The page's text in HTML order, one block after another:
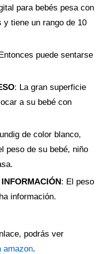
para bebés pesa con
y tiene un rango de 10
puede sentarse
: La gran superficie
a su bebé con
de color blanco,
peso de su bebé, niño
: El peso
información.
podrás ver
amazon.